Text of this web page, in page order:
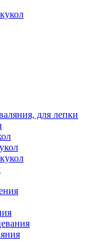
для лепки